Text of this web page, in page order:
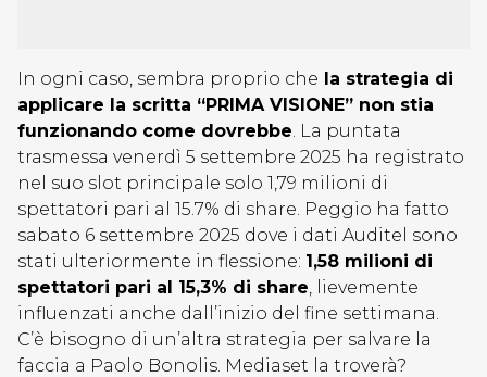
In ogni caso, sembra proprio che la strategia di
applicare la scritta “PRIMA VISIONE” non stia
funzionando come dovrebbe. La puntata
trasmessa venerdì 5 settembre 2025 ha registrato
nel suo slot principale solo 1,79 milioni di
spettatori pari al 15.7% di share. Peggio ha fatto
sabato 6 settembre 2025 dove i dati Auditel sono
stati ulteriormente in flessione: 1,58 milioni di
spettatori pari al 15,3% di share, lievemente
influenzati anche dall’inizio del fine settimana.
C’è bisogno di un’altra strategia per salvare la
faccia a Paolo Bonolis. Mediaset la troverà?